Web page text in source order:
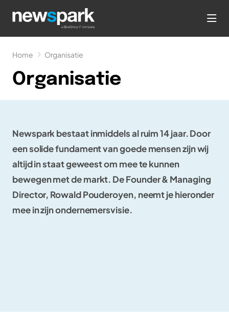
Home Organisatie
Organisatie
Newspark bestaat inmiddels al ruim 14 jaar. Door
een solide fundament van goede mensen zijn wij
altijd in staat geweest om mee te kunnen
bewegen met de markt. De Founder & Managing
Director, Rowald Pouderoyen, neemt je hieronder
mee in zijn ondernemersvisie.